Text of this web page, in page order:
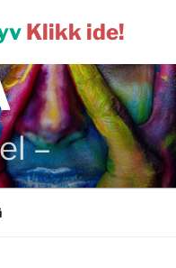
Klikk ide!
–